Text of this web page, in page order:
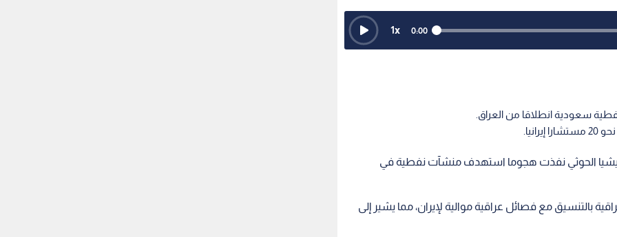
0:00
1x
سعودية انطلاقا من العراق.
ميليشيا الحوثي نفذت هجوما استهدف منشآت نفطية في
بالتنسيق مع فصائل عراقية موالية لإيران، مما يشير إلى